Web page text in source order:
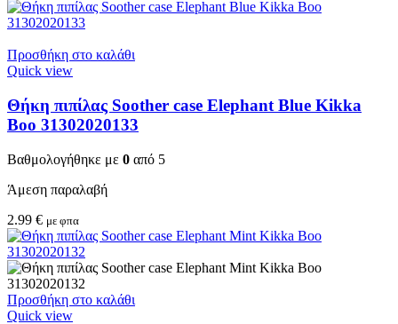
Προσθήκη στο καλάθι
Quick view
Θήκη πιπίλας Soother case Elephant Blue Kikka
Boo 31302020133
Βαθμολογήθηκε με 0 από 5
Άμεση παραλαβή
2.99 € με φπα
Προσθήκη στο καλάθι
Quick view